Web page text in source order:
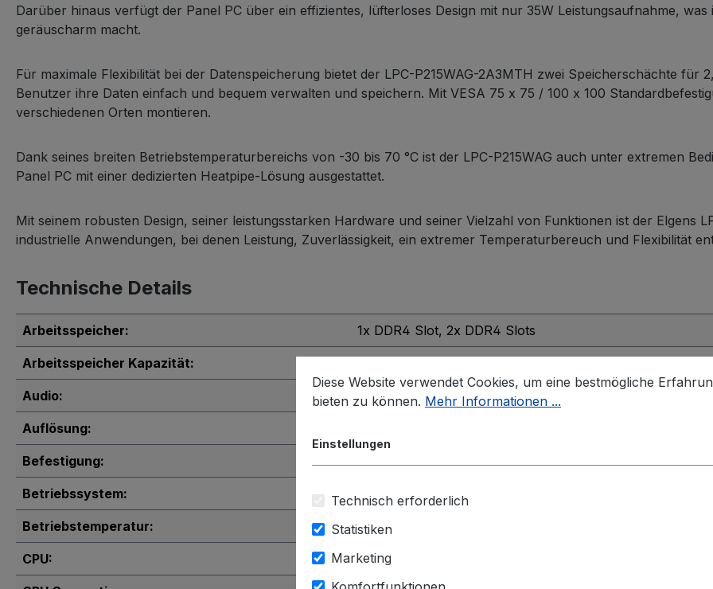
Darüber hinaus verfügt der Panel PC über ein effizientes, lüfterloses Design mit nur 35W Leistungsaufnahme,
geräuscharm macht.
Für maximale Flexibilität bei der Datenspeicherung bietet der LPC-P215WAG-2A3MTH zwei Speicherschächte für
Benutzer ihre Daten einfach und bequem verwalten und speichern. Mit VESA 75 x 75 / 100 x 100
verschiedenen Orten montieren.
Dank seines breiten Betriebstemperaturbereichs von -30 bis 70 °C ist der LPC-P215WAG auch unter extremen
Panel PC mit einer dedizierten Heatpipe-Lösung ausgestattet.
Mit seinem robusten Design, seiner leistungsstarken Hardware und seiner Vielzahl von Funktionen ist der Elgens
industrielle Anwendungen, bei denen Leistung, Zuverlässigkeit, ein extremer Temperaturbereuch und Flexibilität
Technische Details
Arbeitsspeicher: 1x DDR4 Slot, 2x DDR4 Slots
Arbeitsspeicher Kapazität:
Audio: 1x Lautsprecher, 1x Mikrofon Input
Auflösung:
Befestigung:
Betriebssystem: Linux , Windows 10 IoT
Betriebstemperatur: -30°C ~ 70°C
CPU: Intel® Core™ i3
Diese Website verwendet Cookies, um eine bestmögliche
bieten zu können. Mehr Informationen ...
Einstellungen
Technisch erforderlich
Statistiken
Marketing